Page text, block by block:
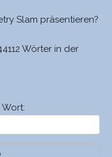
Slam präsentieren?
Wörter in der